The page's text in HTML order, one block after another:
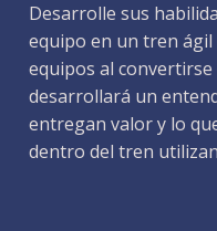
Desarrolle sus
equipo en un tren ágil
equipos al convertirse
desarrollará un
entregan valor y lo
dentro del tren